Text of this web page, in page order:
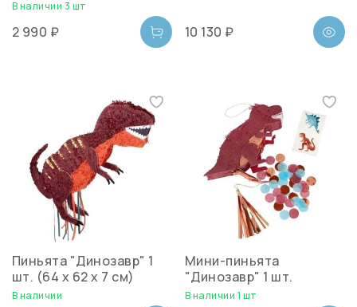
В наличии 3 шт
2 990 ₽ 10 130 ₽
Пиньята "Динозавр" 1
шт. (64 х 62 х 7 см)
В наличии
Мини-пиньята
"Динозавр" 1 шт.
В наличии 1 шт